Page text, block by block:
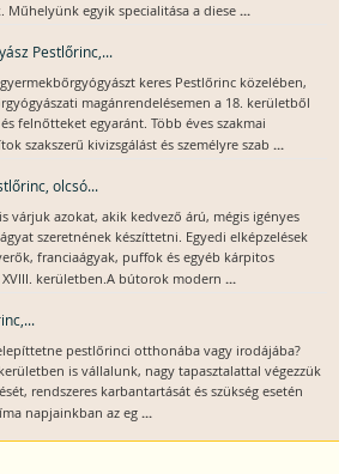
Műhelyünk egyik specialitása a diese ...
Pestlőrinc,...
keres Pestlőrinc közelében,
magánrendelésemen a 18. kerületből
felnőtteket egyaránt. Több éves szakmai
szakszerű kivizsgálást és személyre szab ...
olcsó...
várjuk azokat, akik kedvező árú, mégis igényes
szeretnének készíttetni. Egyedi elképzelések
franciaágyak, puffok és egyéb kárpitos
kerületben.A bútorok modern ...
pestlőrinci otthonába vagy irodájába?
is vállalunk, nagy tapasztalattal végezzük
rendszeres karbantartását és szükség esetén
napjainkban az eg ...